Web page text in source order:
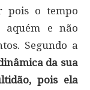
pois o tempo
aquém e não
Segundo a
da sua
pois ela